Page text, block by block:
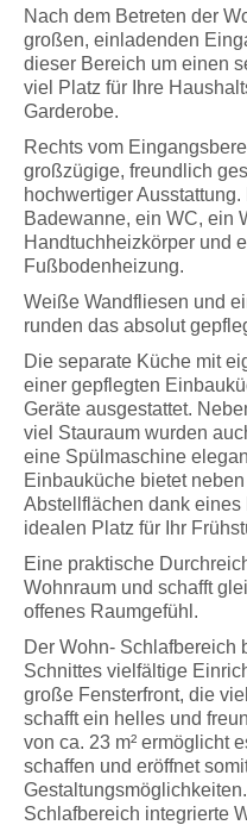
Nach dem Betreten der
großen, einladenden
dieser Bereich um einen
viel Platz für Ihre
Garderobe.
Rechts vom
großzügige, freundlich
hochwertiger
Badewanne, ein WC, ein
Handtuchheizkörper und
Fußbodenheizung.
Weiße Wandfliesen und
runden das absolut
Die separate Küche mit
einer gepflegten
Geräte ausgestattet.
viel Stauraum wurden
eine Spülmaschine
Einbauküche bietet
Abstellflächen dank
idealen Platz für Ihr
Eine praktische
Wohnraum und schafft
offenes Raumgefühl.
Der Wohn- Schlafbereich
Schnittes vielfältige
große Fensterfront, die
schafft ein helles und
von ca. 23 m² ermöglicht
schaffen und eröffnet
Schlafbereich integrierte